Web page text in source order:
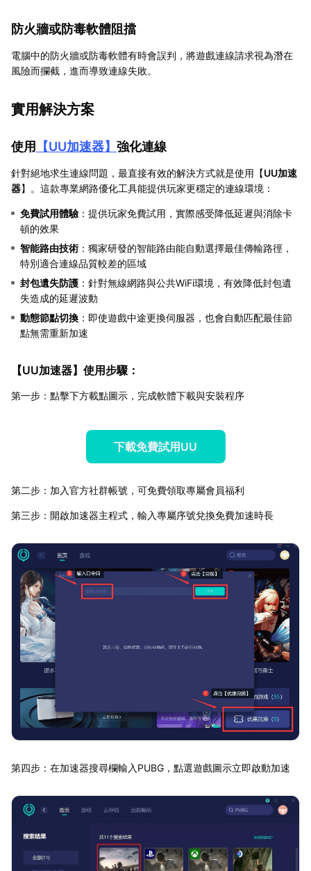
防火牆或防毒軟體阻擋
電腦中的防火牆或防毒軟體有時會誤判，將遊戲連線請求視為潛在
風險而攔截，進而導致連線失敗。
實用解決方案
使用 【UU加速器】 強化連線
針對絕地求生連線問題，最直接有效的解決方式就是使用【UU加速
器】。這款專業網路優化工具能提供玩家更穩定的連線環境：
免費試用體驗 ：提供玩家免費試用，實際感受降低延遲與消除卡
頓的效果
智能路由技術 ：獨家研發的智能路由能自動選擇最佳傳輸路徑，
特別適合連線品質較差的區域
封包遺失防護 ：針對無線網路與公共WiFi環境，有效降低封包遺
失造成的延遲波動
動態節點切換 ：即使遊戲中途更換伺服器，也會自動匹配最佳節
點無需重新加速
【UU加速器】使用步驟：
第一步：點擊下方載點圖示，完成軟體下載與安裝程序
下載免費試用UU
第二步：加入官方社群帳號，可免費領取專屬會員福利
第三步：開啟加速器主程式，輸入專屬序號兌換免費加速時長
第四步：在加速器搜尋欄輸入PUBG，點選遊戲圖示立即啟動加速